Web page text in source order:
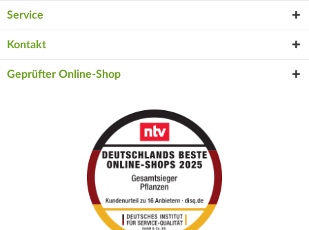
Service
Kontakt
Geprüfter Online-Shop